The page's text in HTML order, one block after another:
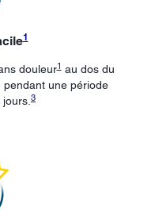
1
douleur1au dos du
une période
3